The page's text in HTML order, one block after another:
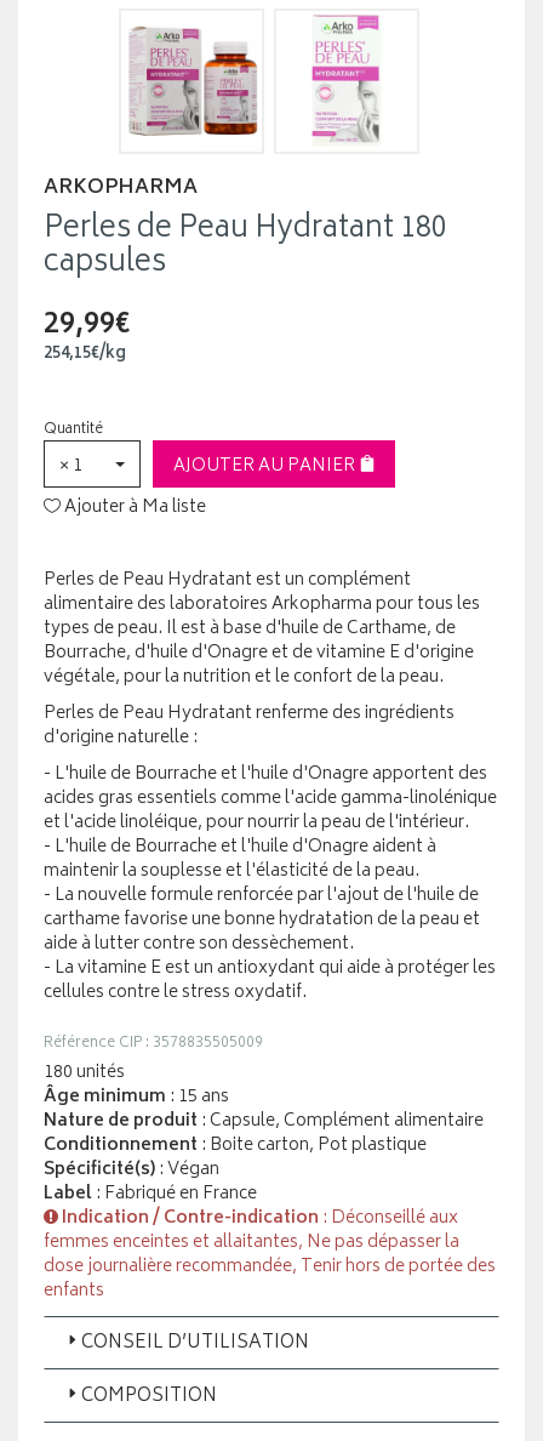
ARKOPHARMA
Perles de Peau Hydratant 180
capsules
29,99€
254,15€/kg
Quantité
× 1
AJOUTER AU PANIER
Ajouter à Ma liste
Perles de Peau Hydratant est un complément
alimentaire des laboratoires Arkopharma pour tous les
types de peau. Il est à base d'huile de Carthame, de
Bourrache, d'huile d'Onagre et de vitamine E d'origine
végétale, pour la nutrition et le confort de la peau.
Perles de Peau Hydratant renferme des ingrédients
d'origine naturelle :
- L'huile de Bourrache et l'huile d'Onagre apportent des
acides gras essentiels comme l'acide gamma-linolénique
et l'acide linoléique, pour nourrir la peau de l'intérieur.
- L'huile de Bourrache et l'huile d'Onagre aident à
maintenir la souplesse et l'élasticité de la peau.
- La nouvelle formule renforcée par l'ajout de l'huile de
carthame favorise une bonne hydratation de la peau et
aide à lutter contre son dessèchement.
- La vitamine E est un antioxydant qui aide à protéger les
cellules contre le stress oxydatif.
Référence CIP : 3578835505009
180 unités
Âge minimum : 15 ans
Nature de produit : Capsule, Complément alimentaire
Conditionnement : Boite carton, Pot plastique
Spécificité(s): Végan
Label: Fabriqué en France
Indication / Contre-indication : Déconseillé aux
femmes enceintes et allaitantes, Ne pas dépasser la
dose journalière recommandée, Tenir hors de portée des
enfants
CONSEIL D’UTILISATION
COMPOSITION